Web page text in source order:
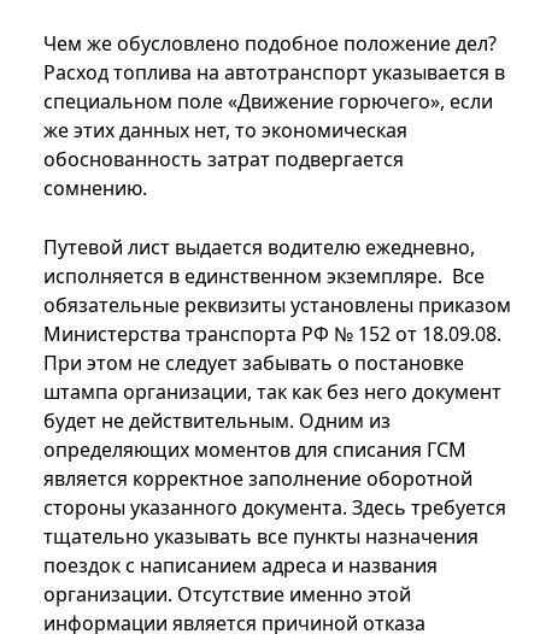
Чем же обусловлено подобное положение дел?
Расход топлива на автотранспорт указывается в
специальном поле «Движение горючего», если
же этих данных нет, то экономическая
обоснованность затрат подвергается
сомнению.
Путевой лист выдается водителю ежедневно,
исполняется в единственном экземпляре. Все
обязательные реквизиты установлены приказом
Министерства транспорта РФ № 152 от 18.09.08.
При этом не следует забывать о постановке
штампа организации, так как без него документ
будет не действительным. Одним из
определяющих моментов для списания ГСМ
является корректное заполнение оборотной
стороны указанного документа. Здесь требуется
тщательно указывать все пункты назначения
поездок с написанием адреса и названия
организации. Отсутствие именно этой
информации является причиной отказа